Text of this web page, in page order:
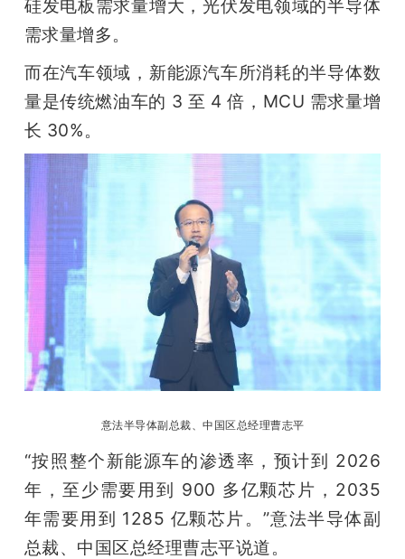
硅发电板需求量增大，光伏发电领域的半导体
需求量增多。
而在汽车领域，新能源汽车所消耗的半导体数
量是传统燃油车的 3 至 4 倍，MCU 需求量增
长 30%。
意法半导体副总裁、中国区总经理曹志平
“按照整个新能源车的渗透率，预计到 2026
年，至少需要用到 900 多亿颗芯片，2035
年需要用到 1285 亿颗芯片。”意法半导体副
总裁、中国区总经理曹志平说道。